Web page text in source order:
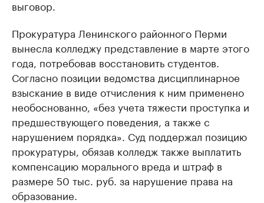
выговор.
Прокуратура Ленинского районного Перми
вынесла колледжу представление в марте этого
года, потребовав восстановить студентов.
Согласно позиции ведомства дисциплинарное
взыскание в виде отчисления к ним применено
необоснованно, «без учета тяжести проступка и
предшествующего поведения, а также с
нарушением порядка». Суд поддержал позицию
прокуратуры, обязав колледж также выплатить
компенсацию морального вреда и штраф в
размере 50 тыс. руб. за нарушение права на
образование.